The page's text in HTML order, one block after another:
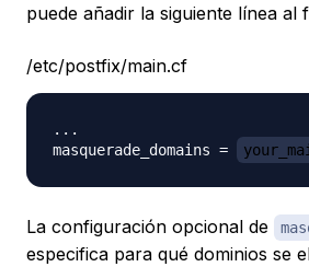
puede añadir la siguiente línea al
/etc/postfix/main.cf
...
masquerade_domains =
La configuración opcional de
especifica para qué dominios se